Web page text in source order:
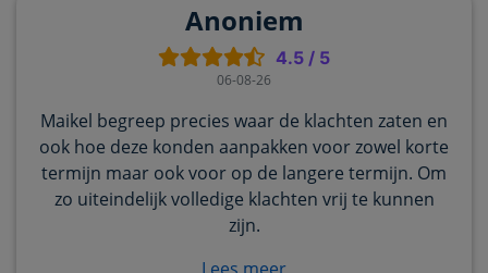
Anoniem
4.5/ 5
06-08-26
Maikel begreep precies waar de klachten zaten en
ook hoe deze konden aanpakken voor zowel korte
termijn maar ook voor op de langere termijn. Om
zo uiteindelijk volledige klachten vrij te kunnen
zijn.
Lees meer